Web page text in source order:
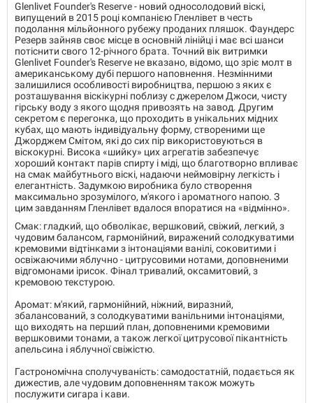
Glenlivet Founder's Reserve - новий односолодовий віскі,
випущений в 2015 році компанією Гленлівет в честь
подолання мільйонного рубежу проданих пляшок. Фаундерс
Резерв зайняв своє місце в основній лінійці і має всі шанси
потіснити свого 12-річного брата. Точний вік витримки
Glenlivet Founder's Reserve не вказано, відомо, що зріє молт в
американському дубі першого наповнення. Незмінними
залишилися особливості виробництва, першою з яких є
розташування віскікурні поблизу с джерелом Джоси, чисту
гірську воду з якого щодня привозять на завод. Другим
секретом є перегонка, що проходить в унікальних мідних
кубах, що мають індивідуальну форму, створеними ще
Джорджем Смітом, які до сих пір використовуються в
віскокурні. Висока «шийку» цих агрегатів забезпечує
хороший контакт парів спирту і міді, що благотворно впливає
на смак майбутнього віскі, надаючи неймовірну легкість і
елегантність. Задумкою виробника було створення
максимально зрозумілого, м'якого і ароматного напою. З
цим завданням Гленлівет вдалося впоратися на «відмінно».
Смак: гладкий, що обволікає, вершковий, свіжий, легкий, з
чудовим балансом, гармонійний, виражений солодкуватими
кремовими відтінками з інтонаціями ванілі, соковитими і
освіжаючими яблучно - цитрусовими нотами, доповненими
відгомонами ірисок. Фінал тривалий, оксамитовий, з
кремовою текстурою.
Аромат: м'який, гармонійний, ніжний, виразний,
збалансований, з солодкуватими ванільними інтонаціями,
що виходять на перший план, доповненими кремовими
вершковими тонами, а також легкої цитрусової пікантність
апельсина і яблучної свіжістю.
Гастрономічна сполучуваність: самодостатній, подається як
дижестив, але чудовим доповненням також можуть
послужити сигара і кави.